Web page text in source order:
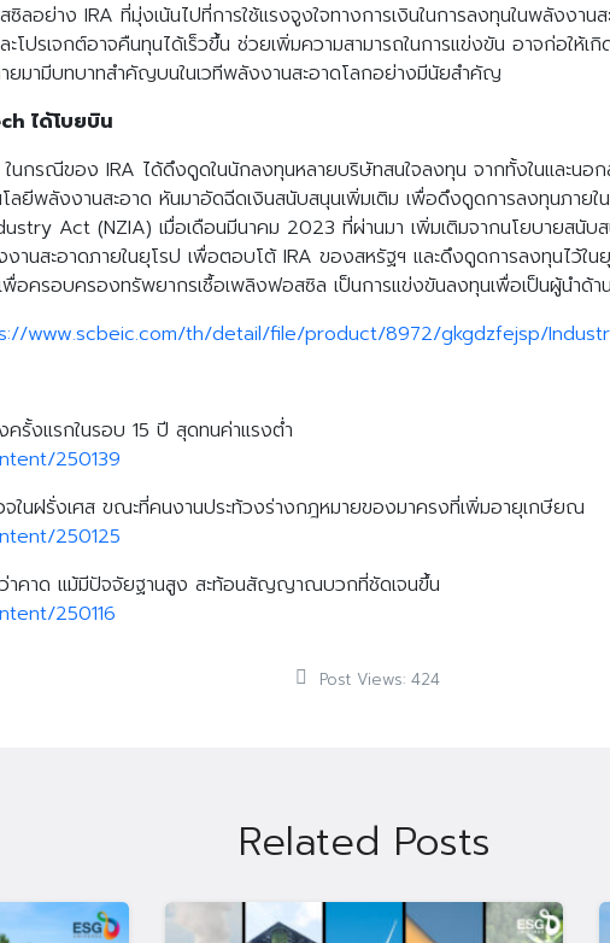
Search
for: Search
อย่าง IRA ที่มุ่งเน้นไปที่การใช้แรงจูงใจทางการเงินในการลงทุนในพลังงาน
โปรเจกต์อาจคืนทุนได้เร็วขึ้น ช่วยเพิ่มความสามารถในการแข่งขัน อาจก่อใ
ยมามีบทบาทสำคัญบนในเวทีพลังงานสะอาดโลกอย่างมีนัยสำคัญ
ได้โบยบิน
นกรณีของ IRA ได้ดึงดูดในนักลงทุนหลายบริษัทสนใจลงทุน จากทั้งในและนอ
ยีพลังงานสะอาด หันมาอัดฉีดเงินสนับสนุนเพิ่มเติม เพื่อดึงดูดการลงทุนภาย
Act (NZIA) เมื่อเดือนมีนาคม 2023 ที่ผ่านมา เพิ่มเติมจากนโยบายสนับ
านสะอาดภายในยุโรป เพื่อตอบโต้ IRA ของสหรัฐฯ และดึงดูดการลงทุนไว้
อครอบครองทรัพยากรเชื้อเพลิงฟอสซิล เป็นการแข่งขันลงทุนเพื่อเป็นผู้นำด้า
www.scbeic.com/th/detail/file/product/8972/gkgdzfejsp/
รั้งแรกในรอบ 15 ปี สุดทนค่าแรงต่ำ
250139
จในฝรั่งเศส ขณะที่คนงานประท้วงร่างกฎหมายของมาครงที่เพิ่มอายุเกษียณ
250125
าคาด แม้มีปัจจัยฐานสูง สะท้อนสัญญาณบวกที่ชัดเจนขึ้น
250116
Post Views: 424
Related Posts